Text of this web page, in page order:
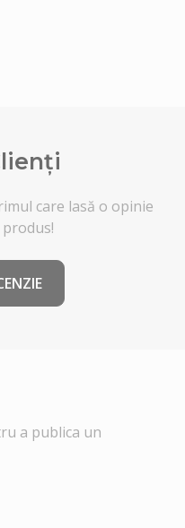
care lasă o opinie
a publica un